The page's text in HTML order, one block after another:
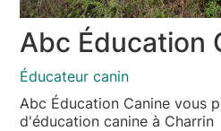
Abc Éducation
Éducateur canin
Abc Éducation Canine vous
d'éducation canine à Charrin